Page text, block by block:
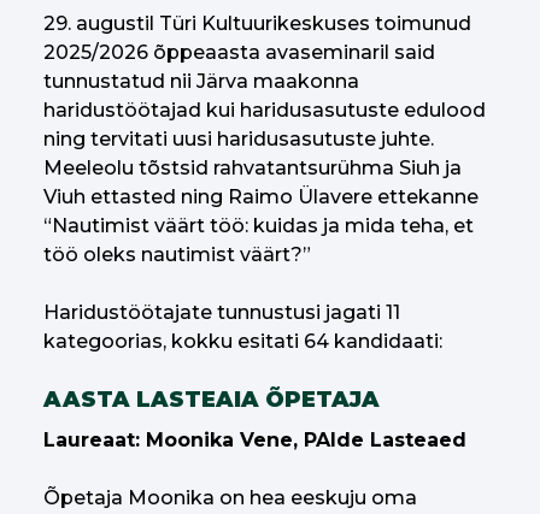
29. augustil Türi Kultuurikeskuses toimunud
2025/2026 õppeaasta avaseminaril said
tunnustatud nii Järva maakonna
haridustöötajad kui haridusasutuste edulood
ning tervitati uusi haridusasutuste juhte.
Meeleolu tõstsid rahvatantsurühma Siuh ja
Viuh ettasted ning Raimo Ülavere ettekanne
“Nautimist väärt töö: kuidas ja mida teha, et
töö oleks nautimist väärt?”
Haridustöötajate tunnustusi jagati 11
kategoorias, kokku esitati 64 kandidaati:
AASTA LASTEAIA ÕPETAJA
Laureaat: Moonika Vene, PAIde Lasteaed
Õpetaja Moonika on hea eeskuju oma